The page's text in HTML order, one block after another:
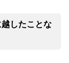
したことな